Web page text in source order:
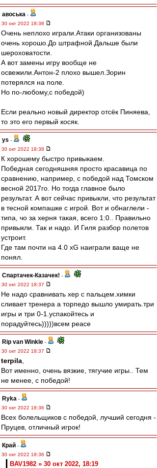
авоська -
30 окт 2022 18:38
Очень неплохо играли.Атаки организованы
очень хорошо.До штрафной.Дальше были
шероховатости.
А вот замены игру вообще не
освежили.Антон-2 плохо вышел.Зорин
потерялся на поле.
Но по-любому,c победой)
Если реально новый директор отсёк Пиняева,
то это его первый косяк.
ys -
30 окт 2022 18:38
К хорошему быстро привыкаем.
Победная сегодняшняя просто красавица по
сравнению, например, с победой над Томском
весной 2017го. Но тогда главное было
результат. А вот сейчас привыкли, что результат
в тесной компашке с игрой. Вот и обнаглели -
типа, чо за херня такая, всего 1:0.. Правильно
привыкли. Так и надо. И Гиля разбор полетов
устроит.
Где там почти на 4.0 xG наиграли ваще не
понял.
Спартачек-Казачек! -
30 окт 2022 18:37
Не надо сравнивать хер с пальцем.химки
сливает тренера а торпедо вышло умирать.три
игры и три 0-1.успакойтесь и
порадуйтесь)))))всем peace
Rip van Winkle -
30 окт 2022 18:37
terpila
Вот именно, очень вязкие, тягучие игры.. Тем
не менее, с победой!
Ryka -
30 окт 2022 18:36
Всех болельщиков с победой, лучший сегодня -
Пруцев, отличный игрок!
Край -
30 окт 2022 18:36
BAV1982 » 30 окт 2022, 18:19